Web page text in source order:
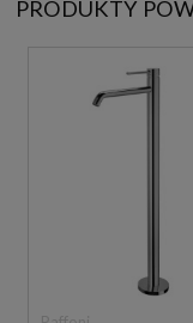
PRODUKTY